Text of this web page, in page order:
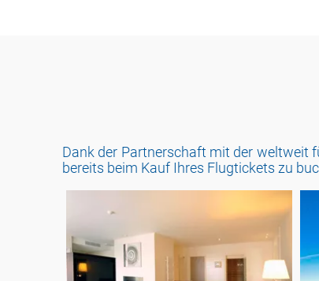
Dank der Partnerschaft mit der weltweit
bereits beim Kauf Ihres Flugtickets zu